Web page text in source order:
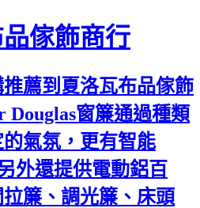
傢飾商行
薦到夏洛瓦布品傢飾
Douglas窗簾通過種類
氣氛，更有智能
外還提供電動鋁百
簾、調光簾、床頭